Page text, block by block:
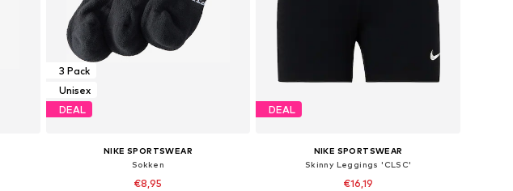
3 Pack
Unisex
DEAL
NIKE SPORTSWEAR
Sokken
€8,95
DEAL
NIKE SPORTSWEAR
Skinny Leggings 'CLSC'
€16,19